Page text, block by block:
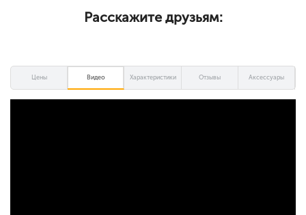
Расскажите друзьям:
Цены Видео Характеристики Отзывы Аксессуары